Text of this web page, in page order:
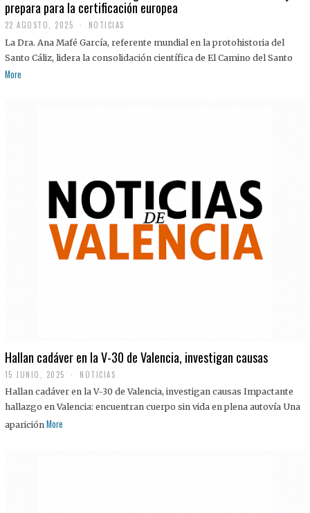
prepara para la certificación europea
22 AGOSTO, 2025
2
A
G
NOTICIAS
La Dra. Ana Mafé García, referente mundial en la protohistoria del
Santo Cáliz, lidera la consolidación científica de El Camino del Santo
More
Hallan cadáver en la V-30 de Valencia, investigan causas
15 JUNIO, 2025 NOTICIAS
Hallan cadáver en la V-30 de Valencia, investigan causas Impactante
hallazgo en Valencia: encuentran cuerpo sin vida en plena autovía Una
aparición More